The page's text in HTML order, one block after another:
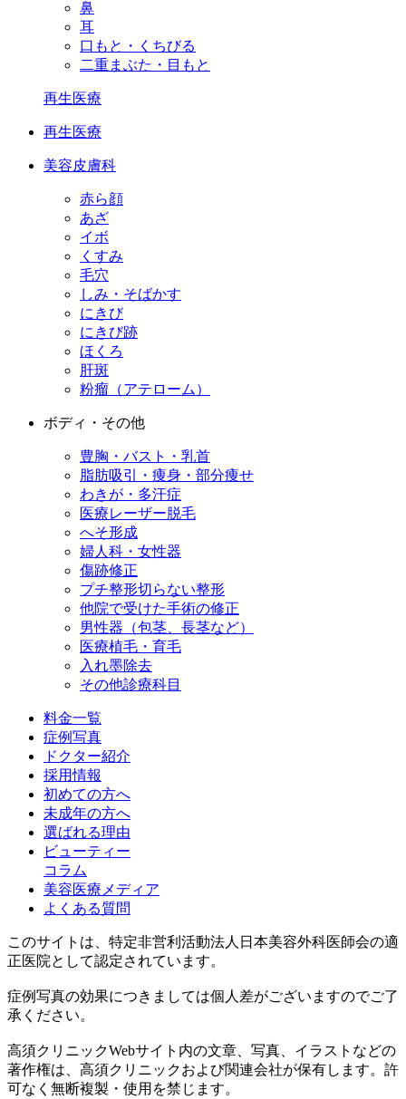
鼻
耳
口もと・くちびる
二重まぶた・目もと
再生医療
再生医療
美容皮膚科
赤ら顔
あざ
イボ
くすみ
毛穴
しみ・そばかす
にきび
にきび跡
ほくろ
肝斑
粉瘤（アテローム）
ボディ・その他
豊胸・バスト・乳首
脂肪吸引・痩身・部分痩せ
わきが・多汗症
医療レーザー脱毛
へそ形成
婦人科・女性器
傷跡修正
プチ整形切らない整形
他院で受けた手術の修正
男性器（包茎、長茎など）
医療植毛・育毛
入れ墨除去
その他診療科目
料金一覧
症例写真
ドクター紹介
採用情報
初めての方へ
未成年の方へ
選ばれる理由
ビューティー
コラム
美容医療メディア
よくある質問
このサイトは、特定非営利活動法人日本美容外科医師会の適
正医院として認定されています。
症例写真の効果につきましては個人差がございますのでご了
承ください。
高須クリニックWebサイト内の文章、写真、イラストなどの
著作権は、高須クリニックおよび関連会社が保有します。許
可なく無断複製・使用を禁じます。